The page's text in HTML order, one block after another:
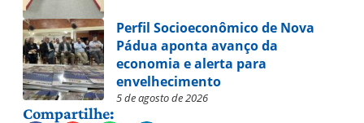
Perfil Socioeconômico de Nova
Pádua aponta avanço da
economia e alerta para
envelhecimento
5 de agosto de 2026
Compartilhe: